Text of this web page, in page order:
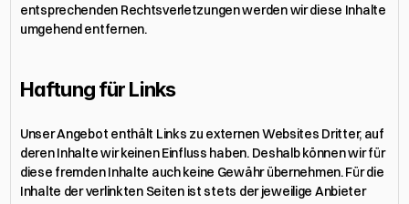
entsprechenden Rechtsverletzungen werden wir diese Inhalte
umgehend entfernen.
Haftung für Links
Unser Angebot enthält Links zu externen Websites Dritter, auf
deren Inhalte wir keinen Einfluss haben. Deshalb können wir für
diese fremden Inhalte auch keine Gewähr übernehmen. Für die
Inhalte der verlinkten Seiten ist stets der jeweilige Anbieter